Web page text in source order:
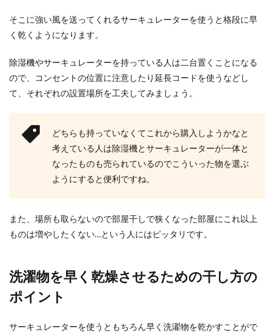
そこに強い風を送ってくれるサーキュレーターを使うと格段に早
く乾くようになります。
除湿機やサーキュレーターを持っている人は二台置くことになる
ので、コンセントの位置に注意したり延長コードを使うなどし
て、それぞれの設置場所を工夫してみましょう。
どちらも持っていなくてこれから購入しようかなと
考えている人は除湿機とサーキュレーターが一体と
なったものも売られているのでこういった物を選ぶ
ようにすると便利ですね。
また、場所も取らないので部屋干しで狭くなった部屋にこれ以上
ものは増やしたくない…という人にはピッタリです。
洗濯物を早く乾燥させるための干し方の
ポイント
サーキュレーターを使うともちろん早く洗濯物を乾かすことがで